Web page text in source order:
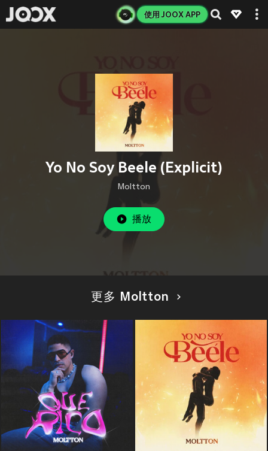
使用 JOOX APP
Yo No Soy Beele (Explicit)
Moltton
播放
更多 Moltton